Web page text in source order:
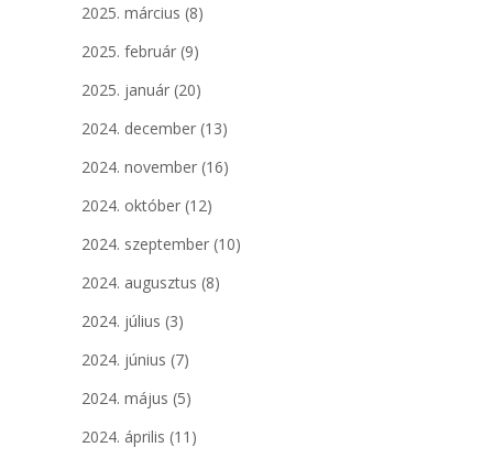
2025. március (8)
2025. február (9)
2025. január (20)
2024. december (13)
2024. november (16)
2024. október (12)
2024. szeptember (10)
2024. augusztus (8)
2024. július (3)
2024. június (7)
2024. május (5)
2024. április (11)